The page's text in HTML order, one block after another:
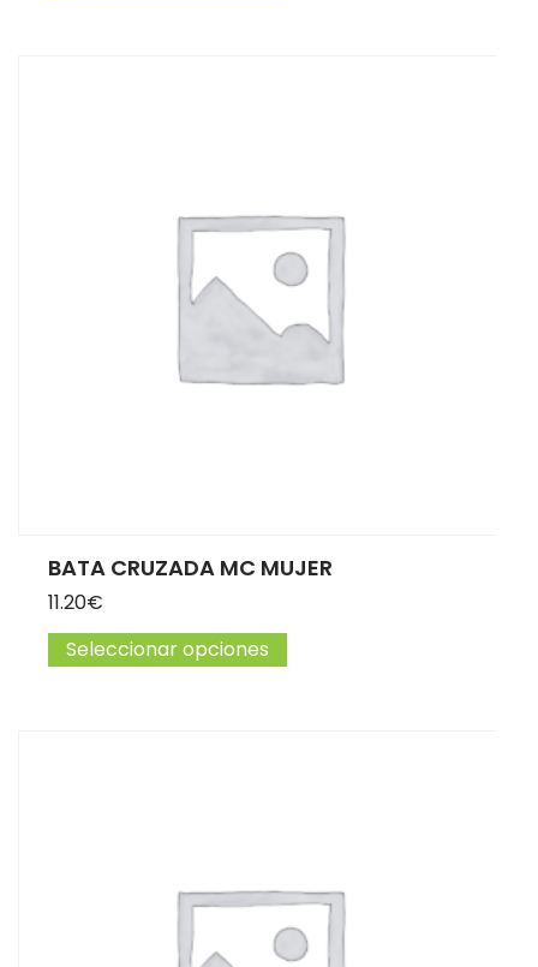
BATA CRUZADA MC MUJER
11.20€
Seleccionar opciones